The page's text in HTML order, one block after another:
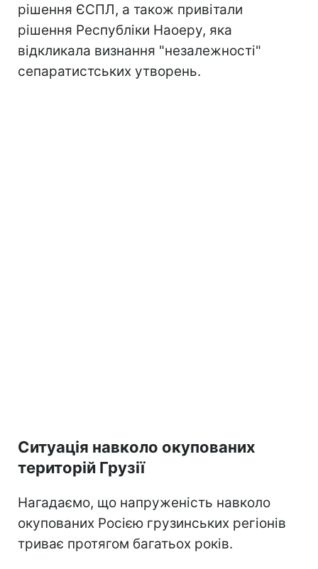
рішення ЄСПЛ, а також привітали
рішення Республіки Наоеру, яка
відкликала визнання "незалежності"
сепаратистських утворень.
Ситуація навколо окупованих
територій Грузії
Нагадаємо, що напруженість навколо
окупованих Росією грузинських регіонів
триває протягом багатьох років.